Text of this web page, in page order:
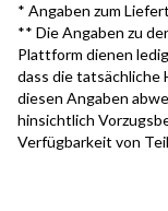
* Angaben zum
** Die Angaben zu
Plattform dienen
dass die
diesen Angaben
hinsichtlich
Verfügbarkeit von